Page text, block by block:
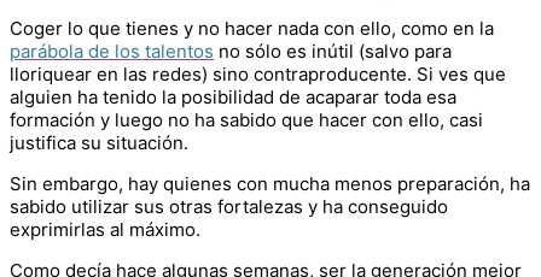
Coger lo que tienes y no hacer nada con ello, como en la
parábola de los talentos no sólo es inútil (salvo para
lloriquear en las redes) sino contraproducente. Si ves que
alguien ha tenido la posibilidad de acaparar toda esa
formación y luego no ha sabido que hacer con ello, casi
justifica su situación.
Sin embargo, hay quienes con mucha menos preparación, ha
sabido utilizar sus otras fortalezas y ha conseguido
exprimirlas al máximo.
Como decía hace algunas semanas, ser la generación mejor